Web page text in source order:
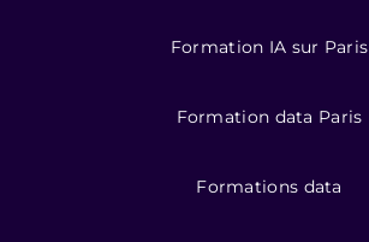
Formation IA sur Paris
Formation data Paris
Formations data